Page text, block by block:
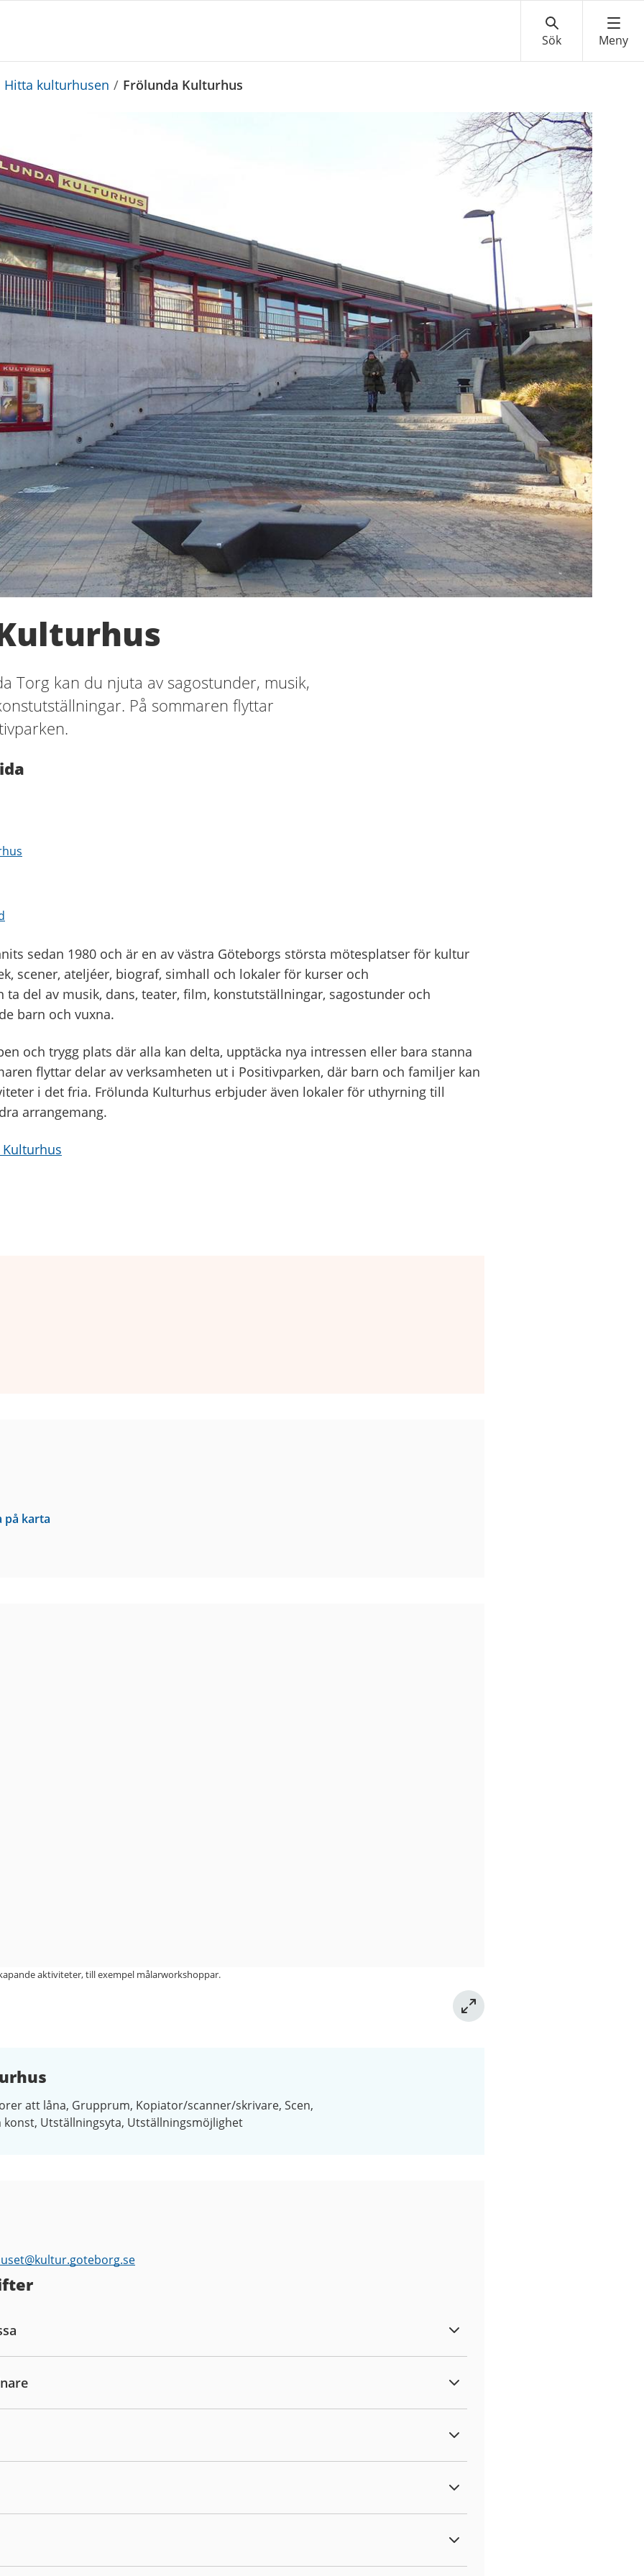
Hitta kulturhusen / Frölunda Kulturhus
Torg kan du njuta av sagostunder, musik,
På sommaren flyttar
sedan 1980 och är en av västra Göteborgs största mötesplatser för kultur
scener, ateljéer, biograf, simhall och lokaler för kurser och
ta del av musik, dans, teater, film, konstutställningar, sagostunder och
barn och vuxna.
och trygg plats där alla kan delta, upptäcka nya intressen eller bara stanna
flyttar delar av verksamheten ut i Positivparken, där barn och familjer kan
i det fria. Frölunda Kulturhus erbjuder även lokaler för uthyrning till
arrangemang.
på karta
aktiviteter, till exempel målarworkshoppar.
att låna Grupprum Kopiator/scanner/skrivare Scen
konst Utställningsyta Utställningsmöjlighet
kultur.goteborg.se